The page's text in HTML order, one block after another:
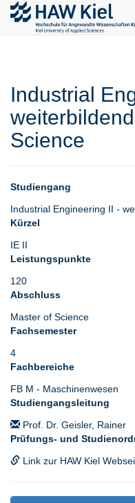
Industrial
Science
Studiengang
Industrial Engineering II -
Kürzel
IE II
Leistungspunkte
120
Abschluss
Master of Science
Fachsemester
4
Fachbereiche
FB M - Maschinenwesen
Studiengangsleitung
Prof. Dr. Geisler, Rainer
Prüfungs- und
Link zur HAW Kiel